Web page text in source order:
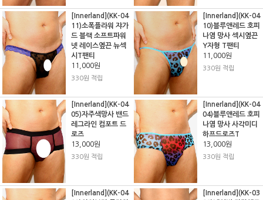
[Innerland](KK-04
11)소폭플라워 쟈가
드 블랙 소프트파워
넷 레이스옆끈 뉴섹
시T팬티
11,000원
330원 적립
[Innerland](KK-04
10)블루앤레드 호피
나염 망사 섹시옆끈
Y자형 T팬티
11,000원
330원 적립
[Innerland](KK-04
05)자주색망사 밴드
레그라인 컴포트 드
로즈
13,000원
330원 적립
[Innerland](KK-04
04)블루앤레드 호피
나염 망사 사각미디
하프드로즈T
13,000원
330원 적립
[Innerland](KK-04
[Innerland](KK-03